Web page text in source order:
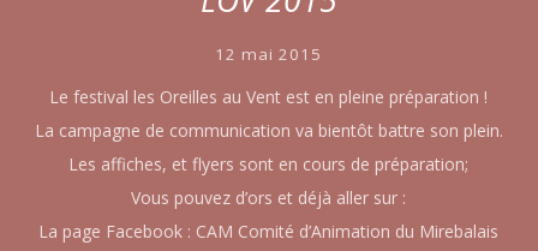
12 mai 2015
Le festival les Oreilles au Vent est en pleine préparation !
La campagne de communication va bientôt battre son plein.
Les affiches, et flyers sont en cours de préparation;
Vous pouvez d’ors et déjà aller sur :
La page Facebook : CAM Comité d’Animation du Mirebalais